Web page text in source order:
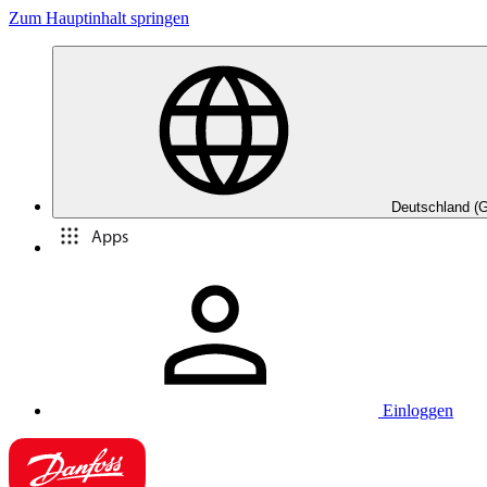
Zum Hauptinhalt springen
Deutschland
Apps
Einloggen